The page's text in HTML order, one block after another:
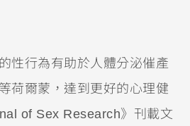
性行為有助於人體分泌催產
荷爾蒙，達到更好的心理健
of Sex Research》刊載文